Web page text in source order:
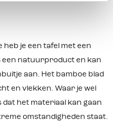
heb je een tafel met een
een natuurproduct en kan
aan. Het bamboe blad
en vlekken. Waar je wel
dat het materiaal kan gaan
omstandigheden staat.